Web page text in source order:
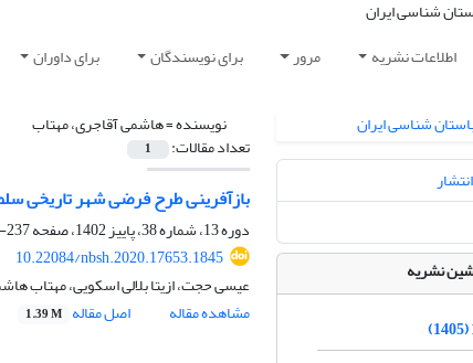
اطلاعات نشریه مرور برای نویسندگان برای داوران
نویسنده =هاشمی آقاجری، مهتاب
تعداد مقالات: 1
بازآفرینی طرح فرضی شهر تاریخی
دوره 13، شماره 38، پاییز 1402، صفحه
237-266
10.22084/nbsh.2020.17653.1845
عیسی حجت، ازیتا بلالی اسکویی، مهتاب
مشاهده مقاله
اصل مقاله 1.39 M
نشریه